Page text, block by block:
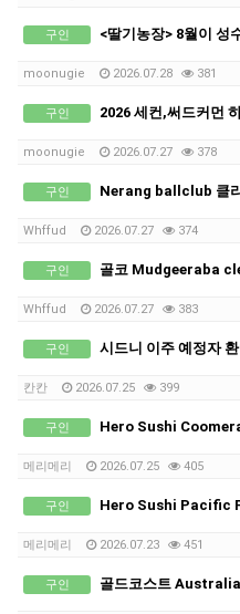
구인 <딸기농장> 8월이 성
moonugie 2026.07.28 381
구인 2026 세컨,써드커먼
moonugie 2026.07.27 378
구인 Nerang ballclub 클
Whffud 2026.07.27 374
구인 골코 Mudgeeraba cleaner
Whffud 2026.07.27 383
구인 시드니 이주 예정자 환영!!!
칸칸 2026.07.25 399
구인 Hero Sushi Coomera 지점에서
메리메리 2026.07.25 405
구인 Hero Sushi Pacific Fair 지점에서
메리메리 2026.07.23 451
구인 골드코스트 Australia Fair 쇼핑 센터 안